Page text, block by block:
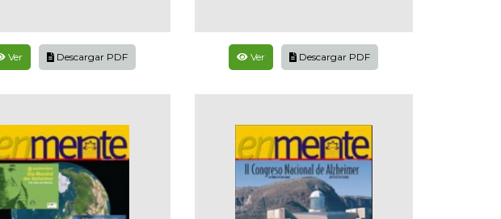
Ver Descargar PDF Ver Descargar PDF